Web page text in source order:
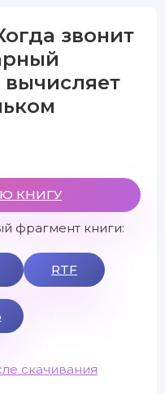
звонит
КНИГУ
фрагмент книги:
RTF
скачивания